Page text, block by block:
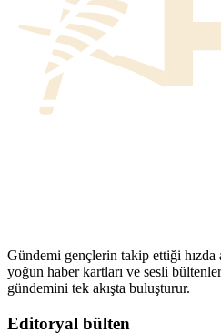
Gündemi gençlerin takip ettiği hızda
yoğun haber kartları ve sesli
gündemini tek akışta buluşturur.
Editoryal bülten